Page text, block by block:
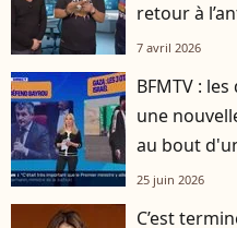
retour à
7 avril 2026
BFMTV :
une
au bout
25 juin 2026
C’est